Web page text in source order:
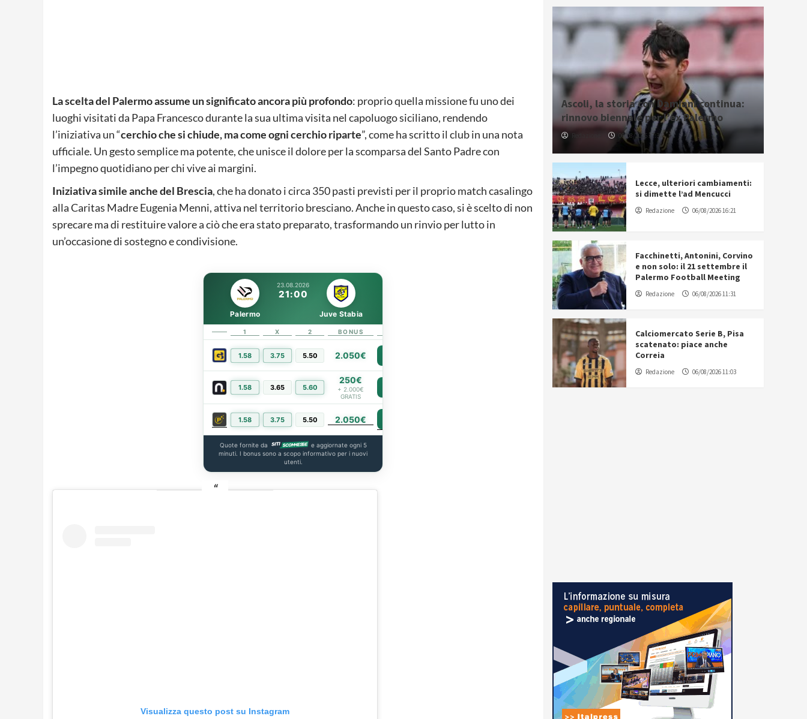
La scelta del Palermo assume un significato ancora più profondo: proprio quella missione fu uno dei
luoghi visitati da Papa Francesco durante la sua ultima visita nel capoluogo siciliano, rendendo
l’iniziativa un “cerchio che si chiude, ma come ogni cerchio riparte”, come ha scritto il club in una nota
ufficiale. Un gesto semplice ma potente, che unisce il dolore per la scomparsa del Santo Padre con
l’impegno quotidiano per chi vive ai margini.
Iniziativa simile anche del Brescia, che ha donato i circa 350 pasti previsti per il proprio match casalingo
alla Caritas Madre Eugenia Menni, attiva nel territorio bresciano. Anche in questo caso, si è scelto di non
sprecare ma di restituire valore a ciò che era stato preparato, trasformando un rinvio per lutto in
un’occasione di sostegno e condivisione.
23.08.2026
21:00
Palermo Juve Stabia
1 X 2 BONUS
1.58 3.75 5.50 2.050€
1.58 3.65 5.60
250€
+ 2.000€
GRATIS
1.58 3.75 5.50 2.050€
Quote fornite da
e aggiornate ogni 5
minuti. I bonus sono a scopo informativo per i nuovi
utenti.
Visualizza questo post su Instagram
Ascoli, la storia con Damiani continua:
rinnovo biennale per l’ex Palermo
06/08/2026 17:37
Lecce, ulteriori cambiamenti:
si dimette l’ad Mencucci
Redazione 06/08/2026 16:21
Facchinetti, Antonini, Corvino
e non solo: il 21 settembre il
Palermo Football Meeting
Redazione 06/08/2026 11:31
Calciomercato Serie B, Pisa
scatenato: piace anche
Correia
Redazione 06/08/2026 11:03